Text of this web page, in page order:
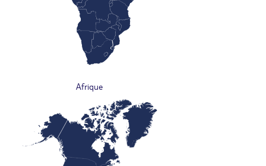
Afrique